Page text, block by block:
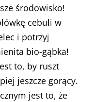
środowisko!
cebuli w
i potrzyj
bio-gąbka!
to, by ruszt
jeszcze gorący.
jest to, że